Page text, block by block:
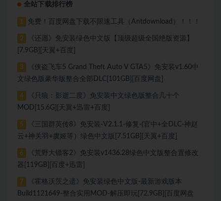
全站下载排行榜
1 免费！百度网盘下载不限速工具（Antdownload）！！！
2
《还愿》免安装绿色中文版【顶级超级全国绝版资源】
[7.9GB][天翼+百度]
3
《侠盗飞车5 Grand Theft Auto V GTA5》免安装v1.60中
文绿色版豪华版整合全部DLC[101GB][百度网盘]
4
《只狼：影逝二度》免安装中文绿色版整合几十个
MOD[15.6G][天翼+迅雷+百度]
5
《三国群英传8》免安装-V2.1.1-修复-(官中+全DLC-神赵
云+神关羽+虞姬等）绿色中文版[7.51GB][天翼+百度]
6
《荒野大镖客2》免安装v1436.28绿色中文版整合置修改
器[119GB][百度+迅雷]
7
《霍格沃茨之遗》免安装绿色中文版-最新游戏版本
Build1121649-整合实用MOD-解压即玩[72.9GB][百度网盘